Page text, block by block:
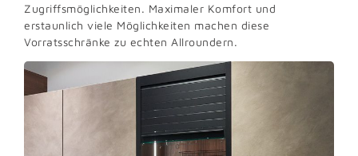
Zugriffsmöglichkeiten. Maximaler Komfort und
erstaunlich viele Möglichkeiten machen diese
Vorratsschränke zu echten Allroundern.